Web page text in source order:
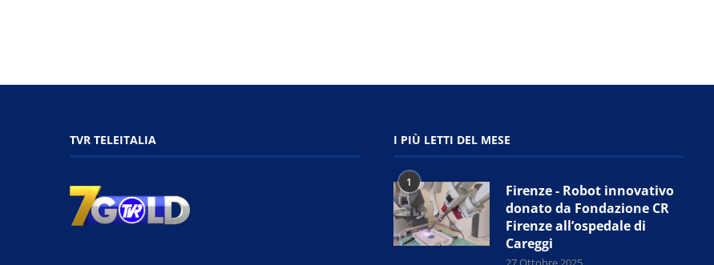
TVR TELEITALIA I PIÙ LETTI DEL MESE
1
Firenze - Robot innovativo
donato da Fondazione CR
Firenze all’ospedale di
Careggi